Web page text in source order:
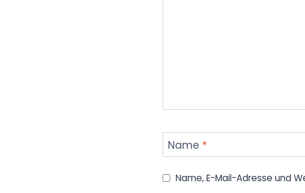
Name *
Name, E-Mail-Adresse und